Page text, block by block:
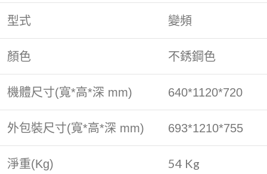
型式 變頻
顏色 不銹鋼色
機體尺寸(寬*高*深 mm) 640*1120*720
外包裝尺寸(寬*高*深 mm) 693*1210*755
淨重(Kg) 54 Kg